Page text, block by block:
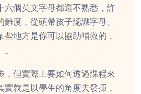
六個英文字母都還不熟悉，許
難度，從頭帶孩子認識字母。
些地方是你可以協助補救的，
，但實際上要如何透過課程來
實就是以學生的角度去發揮，